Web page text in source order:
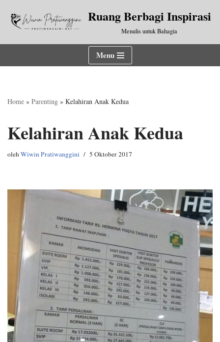
Lompat
Ruang Berbagi Inspirasi
Menulis untuk Bahagia
Menu
Home » Parenting » Kelahiran Anak Kedua
Kelahiran Anak Kedua
olehWiwin Pratiwanggini 5 Oktober 2017